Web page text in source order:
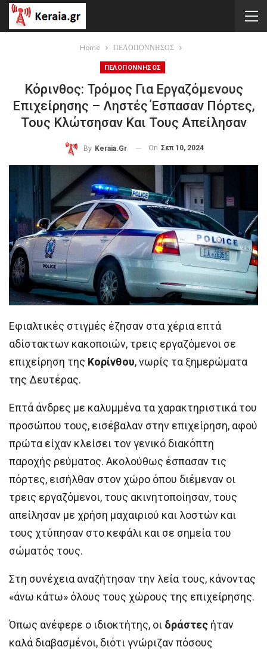
Home ΠΕΛΟΠΟΝΝΗΣΟΣ
ΠΕΛΟΠΟΝΝΗΣΟΣ
Κόρινθος: Τρόμος Για Εργαζόμενους
Επιχείρησης – Ληστές Έσπασαν Πόρτες,
Τους Κλώτσησαν Και Τους Απείλησαν
By Keraia.gr On Σεπ 10, 2024
Εφιαλτικές στιγμές έζησαν στα χέρια επτά
αδίστακτων κακοποιών, τρεις εργαζόμενοι σε
επιχείρηση της Κορίνθου, νωρίς τα ξημερώματα
της Δευτέρας.
Επτά άνδρες με καλυμμένα τα χαρακτηριστικά του
προσώπου τους, εισέβαλαν στην επιχείρηση, αφού
πρώτα είχαν κλείσει τον γενικό διακόπτη
παροχής ρεύματος. Ακολούθως έσπασαν τις
πόρτες, εισήλθαν στον χώρο όπου διέμεναν οι
τρεις εργαζόμενοι, τους ακινητοποίησαν, τους
απείλησαν με χρήση μαχαιριού και λοστών και
τους χτύπησαν στο κεφάλι και σε σημεία του
σώματός τους.
Στη συνέχεια αναζήτησαν την λεία τους, κάνοντας
«άνω κάτω» όλους τους χώρους της επιχείρησης.
Όπως ανέφερε ο ιδιοκτήτης, οι δράστες ήταν
καλά διαβασμένοι, διότι γνώριζαν πόσους